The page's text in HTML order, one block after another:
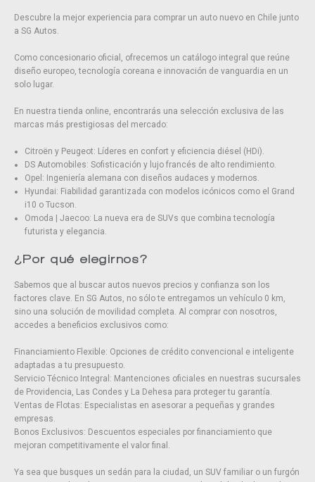
Descubre la mejor experiencia para comprar un auto nuevo en Chile junto
a SG Autos.
Como concesionario oficial, ofrecemos un catálogo integral que reúne
diseño europeo, tecnología coreana e innovación de vanguardia en un
solo lugar.
En nuestra tienda online, encontrarás una selección exclusiva de las
marcas más prestigiosas del mercado:
Citroën y Peugeot: Líderes en confort y eficiencia diésel (HDi).
DS Automobiles: Sofisticación y lujo francés de alto rendimiento.
Opel: Ingeniería alemana con diseños audaces y modernos.
Hyundai: Fiabilidad garantizada con modelos icónicos como el Grand
i10 o Tucson.
Omoda | Jaecoo: La nueva era de SUVs que combina tecnología
futurista y elegancia.
¿Por qué elegirnos?
Sabemos que al buscar autos nuevos precios y confianza son los
factores clave. En SG Autos, no sólo te entregamos un vehículo 0 km,
sino una solución de movilidad completa. Al comprar con nosotros,
accedes a beneficios exclusivos como:
Financiamiento Flexible: Opciones de crédito convencional e inteligente
adaptadas a tu presupuesto.
Servicio Técnico Integral: Mantenciones oficiales en nuestras sucursales
de Providencia, Las Condes y La Dehesa para proteger tu garantía.
Ventas de Flotas: Especialistas en asesorar a pequeñas y grandes
empresas.
Bonos Exclusivos: Descuentos especiales por financiamiento que
mejoran competitivamente el valor final.
Ya sea que busques un sedán para la ciudad, un SUV familiar o un furgón